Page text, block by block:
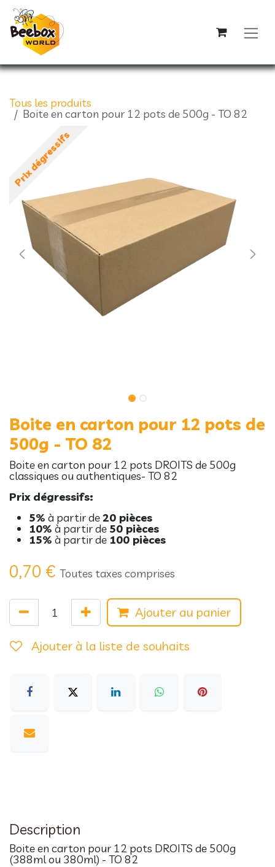
Se rendre au contenu
Tous les produits
Boite en carton pour 12 pots de 500g - TO 82
Prix dégressifs
Boite en carton pour 12 pots de
500g - TO 82
Boite en carton pour 12 pots DROITS de 500g
classiques ou authentiques- TO 82
Prix dégressifs:
5% à partir de20 pièces
10% à partir de 50 pièces
15% à partir de 100 pièces
0,70 € Toutes taxes comprises
Ajouter au panier
Ajouter à la liste de souhaits
Description
Boite en carton pour 12 pots DROITS de 500g
(388ml ou 380ml) - TO 82